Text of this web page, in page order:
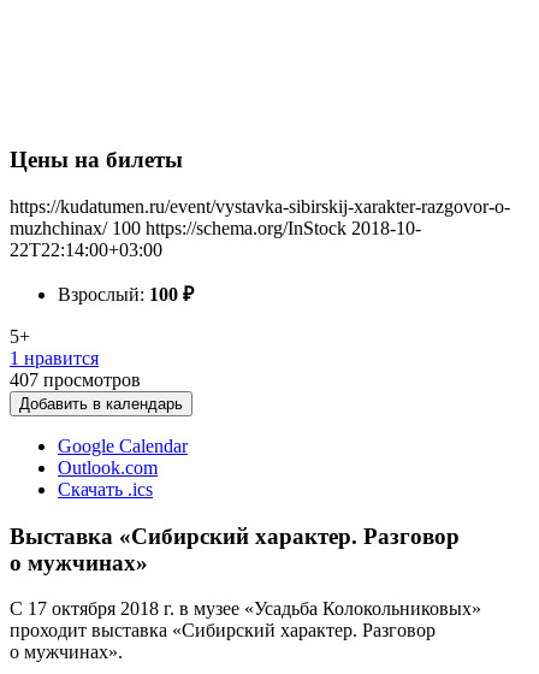
Цены на билеты
https://kudatumen.ru/event/vystavka-sibirskij-xarakter-razgovor-o-
muzhchinax/ 100 https://schema.org/InStock 2018-10-
22T22:14:00+03:00
Взрослый: 100 ₽
5+
1 нравится
407 просмотров
Добавить в календарь
Google Calendar
Outlook.com
Скачать .ics
Выставка «Сибирский характер. Разговор
о мужчинах»
С 17 октября 2018 г. в музее «Усадьба Колокольниковых»
проходит выставка «Сибирский характер. Разговор
о мужчинах».